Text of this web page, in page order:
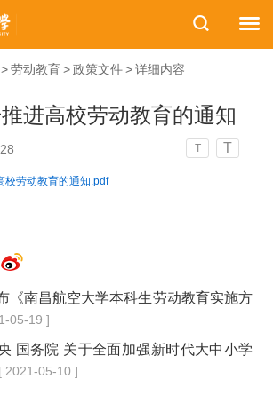
>劳动教育>政策文件>详细内容
进高校劳动教育的通知
T T
校劳动教育的通知.pdf
《南昌航空大学本科生劳动教育实施方
05-19 ]
国务院 关于全面加强新时代大中小学
[ 2021-05-10 ]